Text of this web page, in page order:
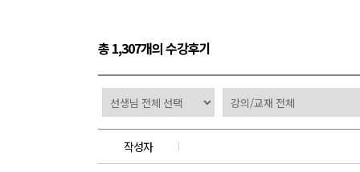
총 1,307개의 수강후기
작성자